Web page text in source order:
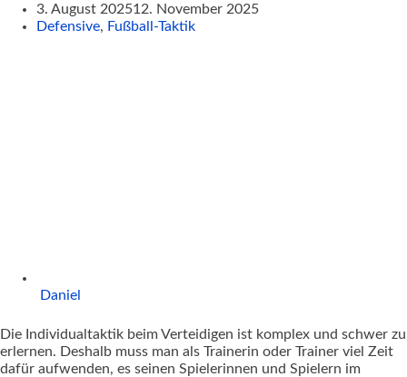
3. August 202512. November 2025
Defensive, Fußball-Taktik
Daniel
Die Individualtaktik beim Verteidigen ist komplex und schwer zu
erlernen. Deshalb muss man als Trainerin oder Trainer viel Zeit
dafür aufwenden, es seinen Spielerinnen und Spielern im